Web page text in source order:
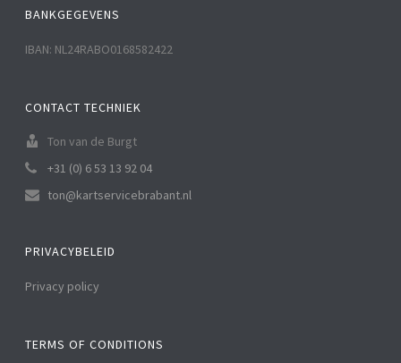
BANKGEGEVENS
IBAN: NL24RABO0168582422
CONTACT TECHNIEK
Ton van de Burgt
+31 (0) 6 53 13 92 04
ton@kartservicebrabant.nl
PRIVACYBELEID
Privacy policy
TERMS OF CONDITIONS